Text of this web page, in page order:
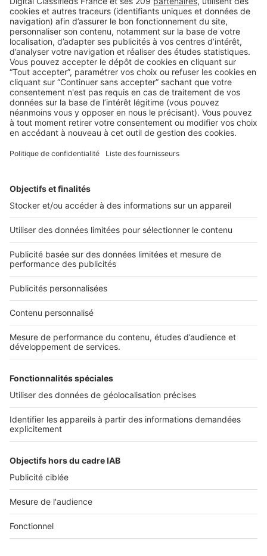
LES INFOGRAPHIES
Infographie : 6 erreurs à ne jamais
commettre en visite !
Irréprochable en visite grâce à notre infographie exclusive !
...
2 rue des Italiens 75009 Paris
01 53 38 80 00
Nos solutions pro
Actualités pro
Nous contacter
Connexion à My SeLoger Pro
Espace Presse